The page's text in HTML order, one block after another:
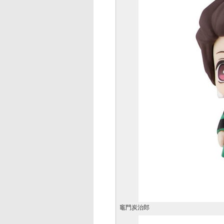
竈門炭治郎